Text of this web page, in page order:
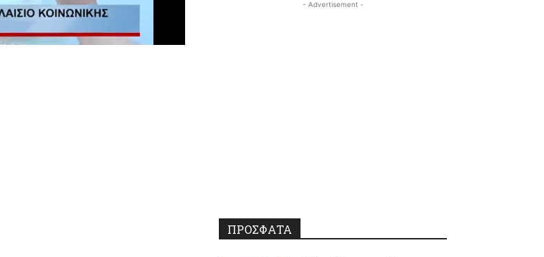
- Advertisement -
ΠΡΟΣΦΑΤΑ